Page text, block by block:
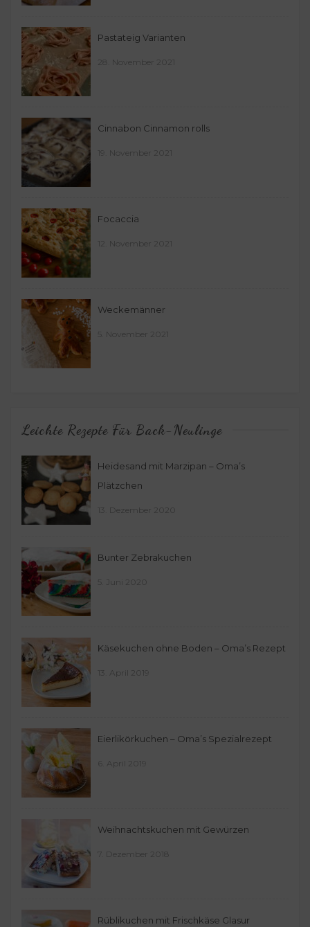
Pastateig Varianten
28. November 2021
Cinnabon Cinnamon rolls
19. November 2021
Focaccia
12. November 2021
Weckemänner
5. November 2021
Leichte Rezepte Für Back-Neulinge
Heidesand mit Marzipan – Oma’s
Plätzchen
13. Dezember 2020
Bunter Zebrakuchen
5. Juni 2020
Käsekuchen ohne Boden – Oma’s Rezept
13. April 2019
Eierlikörkuchen – Oma’s Spezialrezept
6. April 2019
Weihnachtskuchen mit Gewürzen
7. Dezember 2018
Rüblikuchen mit Frischkäse Glasur